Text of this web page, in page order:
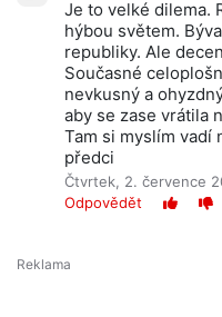
Je to velké dilema.
hýbou světem.
republiky. Ale
Současné
nevkusný a
aby se zase vrátila
Tam si myslím vadí
předci
Čtvrtek, 2. července
Odpovědět